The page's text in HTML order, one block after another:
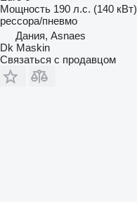
Мощность 190 л.с. (140 кВт)
рессора/пневмо
Дания, Asnaes
Dk Maskin
Связаться с продавцом